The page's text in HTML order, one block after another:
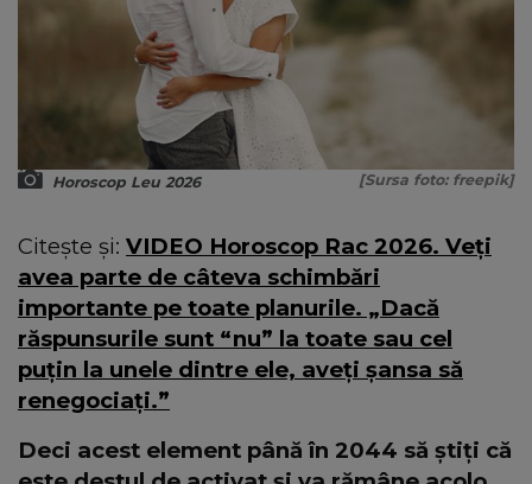
Horoscop Leu 2026 [Sursa foto: freepik]
Citește și: VIDEO Horoscop Rac 2026. Veți
avea parte de câteva schimbări
importante pe toate planurile. „Dacă
răspunsurile sunt “nu” la toate sau cel
puțin la unele dintre ele, aveți șansa să
renegociați.”
Deci acest element până în 2044 să știți că